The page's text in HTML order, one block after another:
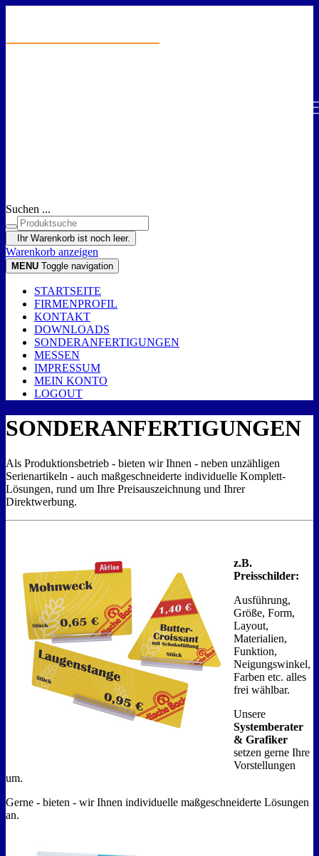
Suchen ...
Ihr Warenkorb ist noch leer.
Warenkorb anzeigen
MENU Toggle navigation
STARTSEITE
FIRMENPROFIL
KONTAKT
DOWNLOADS
SONDERANFERTIGUNGEN
MESSEN
IMPRESSUM
MEIN KONTO
LOGOUT
SONDERANFERTIGUNGEN
Als Produktionsbetrieb - bieten wir Ihnen - neben unzähligen
Serienartikeln - auch maßgeschneiderte individuelle Komplett-
Lösungen, rund um Ihre Preisauszeichnung und Ihrer
Direktwerbung.
z.B.
Preisschilder:
Ausführung,
Größe, Form,
Layout,
Materialien,
Funktion,
Neigungswinkel,
Farben etc. alles
frei wählbar.
Unsere
Systemberater
& Grafiker
setzen gerne Ihre
Vorstellungen
um.
Gerne - bieten - wir Ihnen individuelle maßgeschneiderte Lösungen
an.